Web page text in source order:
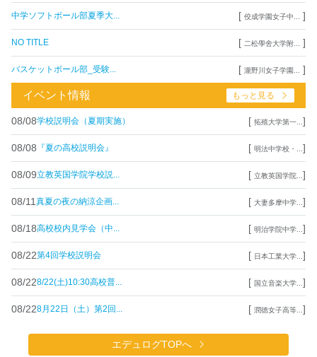
中学ソフトボール部夏季大... [ 佼成学園女子中... ]
NO TITLE [ 二松學舍大学附... ]
バスケットボール部_受験... [ 瀧野川女子学園... ]
イベント情報 もっと見る
08/08学校説明会（夏期実施） [ 拓殖大学第一... ]
08/08 『夏の高校説明会』 [ 明法中学校・... ]
08/09立教英国学院学校説... [ 立教英国学院... ]
08/11 真夏の夜の納涼企画... [ 大妻多摩中学... ]
08/18高校校内見学会（中... [ 明治学院中学... ]
08/22第4回学校説明会 [ 日本工業大学... ]
08/228/22(土)10:30高校普... [ 国立音楽大学... ]
08/228月22日（土）第2回... [ 潤徳女子高等... ]
エデュログTOPへ